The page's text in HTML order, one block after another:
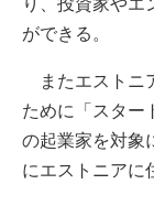
り、投資家やエ
ができる。
またエストニ
ために「スター
の起業家を対象
にエストニアに